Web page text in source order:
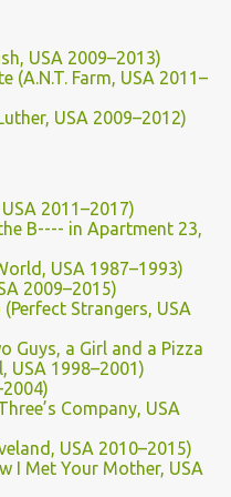
USA 2009–2013)
(A.N.T. Farm, USA 2011–
USA 2009–2012)
2011–2017)
B---- in Apartment 23,
USA 1987–1993)
2009–2015)
Strangers, USA
Guys, a Girl and a Pizza
USA 1998–2001)
Company, USA
USA 2010–2015)
I Met Your Mother, USA